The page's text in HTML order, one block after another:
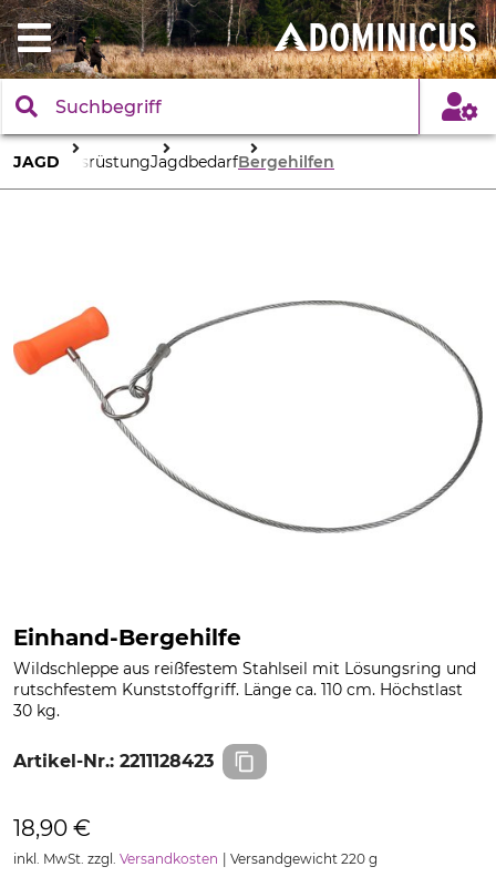
JAGD AusrüstungJagdbedarfBergehilfen
Einhand-Bergehilfe
Wildschleppe aus reißfestem Stahlseil mit Lösungsring und
rutschfestem Kunststoffgriff. Länge ca. 110 cm. Höchstlast
30 kg.
Artikel-Nr.: 2211128423
18,90 €
inkl. MwSt. zzgl. Versandkosten Versandgewicht 220 g